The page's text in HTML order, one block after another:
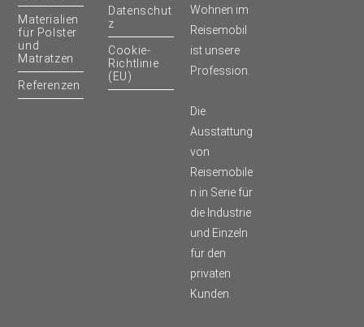
Materialien
für Polster
und
Matratzen
Referenzen
Datenschut
z
Cookie-
Richtlinie
(EU)
Wohnen im
Reisemobil
ist unsere
Profession.
Die
Ausstattung
von
Reisemobile
n in Serie für
die Industrie
und Einzeln
für den
privaten
Kunden.